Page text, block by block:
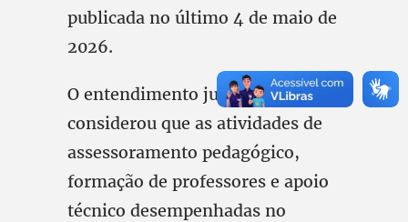
publicada no último 4 de maio de
2026.
O entendimento judicial
considerou que as atividades de
assessoramento pedagógico,
formação de professores e apoio
técnico desempenhadas no